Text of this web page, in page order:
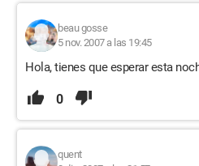
beau gosse
5 nov. 2007 a las 19:45
Hola, tienes que esperar esta
0
quent